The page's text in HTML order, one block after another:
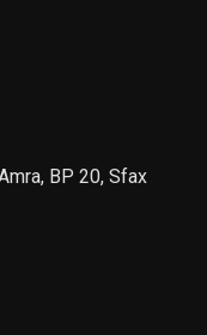
BP 20, Sfax